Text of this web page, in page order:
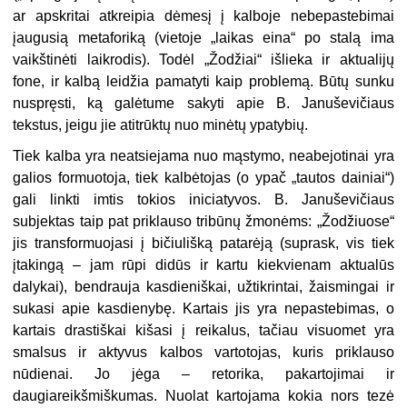
ar apskritai atkreipia dėmesį į kalboje nebepastebimai
įaugusią metaforiką (vietoje „laikas eina“ po stalą ima
vaikštinėti laikrodis). Todėl „Žodžiai“ išlieka ir aktualijų
fone, ir kalbą leidžia pamatyti kaip problemą. Būtų sunku
nuspręsti, ką galėtume sakyti apie B. Januševičiaus
tekstus, jeigu jie atitrūktų nuo minėtų ypatybių.
Tiek kalba yra neatsiejama nuo mąstymo, neabejotinai yra
galios formuotoja, tiek kalbėtojas (o ypač „tautos dainiai“)
gali linkti imtis tokios iniciatyvos. B. Januševičiaus
subjektas taip pat priklauso tribūnų žmonėms: „Žodžiuose“
jis transformuojasi į bičiulišką patarėją (suprask, vis tiek
įtakingą – jam rūpi didūs ir kartu kiekvienam aktualūs
dalykai), bendrauja kasdieniškai, užtikrintai, žaismingai ir
sukasi apie kasdienybę. Kartais jis yra nepastebimas, o
kartais drastiškai kišasi į reikalus, tačiau visuomet yra
smalsus ir aktyvus kalbos vartotojas, kuris priklauso
nūdienai. Jo jėga – retorika, pakartojimai ir
daugiareikšmiškumas. Nuolat kartojama kokia nors tezė